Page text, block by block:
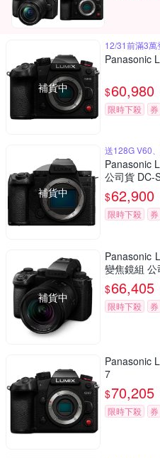
補貨中
12/31前滿3
Panasonic
$60,980
限時下殺
券
補貨中
送128G V60
Panasonic
公司貨 DC-
$62,900
限時下殺
券
補貨中
Panasonic
變焦鏡組
$66,405
限時下殺
券
Panasonic
7
$70,205
限時下殺
券